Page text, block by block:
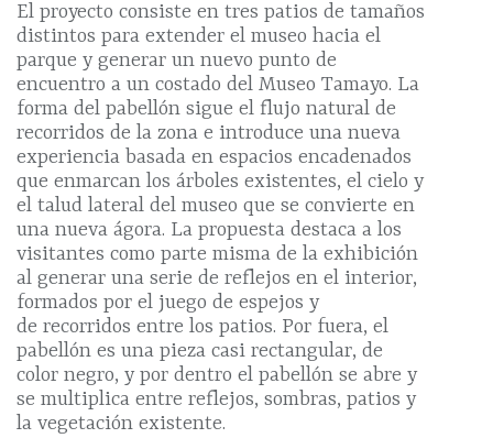
El proyecto consiste en tres patios de tamaños
distintos para extender el museo hacia el
parque y generar un nuevo punto de
encuentro a un costado del Museo Tamayo. La
forma del pabellón sigue el flujo natural de
recorridos de la zona e introduce una nueva
experiencia basada en espacios encadenados
que enmarcan los árboles existentes, el cielo y
el talud lateral del museo que se convierte en
una nueva ágora. La propuesta destaca a los
visitantes como parte misma de la exhibición
al generar una serie de reflejos en el interior,
formados por el juego de espejos y
de recorridos entre los patios. Por fuera, el
pabellón es una pieza casi rectangular, de
color negro, y por dentro el pabellón se abre y
se multiplica entre reflejos, sombras, patios y
la vegetación existente.